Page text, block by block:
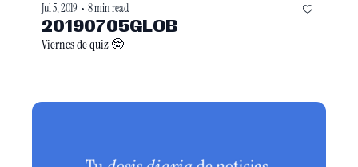
Jul 5, 2019 • 8 min read
20190705GLOB
Viernes de quiz 🤓